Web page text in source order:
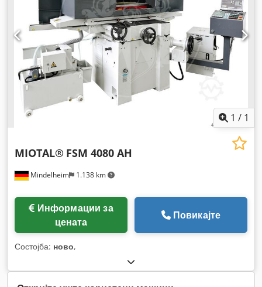
1 / 1
Mindelheim 1.138 km
MIOTAL® FSM 4080 AH
цената
Повикајте
Состојба: ново,